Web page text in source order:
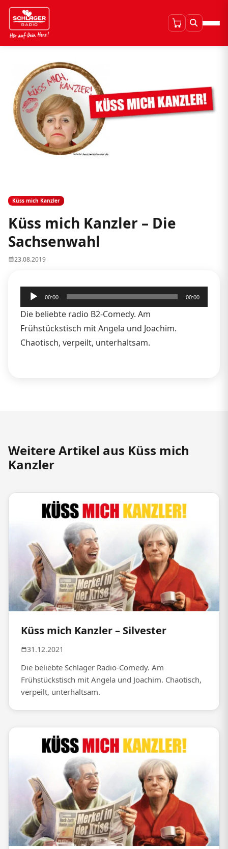
Küss mich Kanzler
Küss mich Kanzler – Die
Sachsenwahl
23.08.2019
Audio-
Player
00:00 00:00
Die beliebte radio B2-Comedy. Am
Frühstückstisch mit Angela und Joachim.
Chaotisch, verpeilt, unterhaltsam.
Weitere Artikel aus Küss mich
Kanzler
Küss mich Kanzler – Silvester
31.12.2021
Die beliebte Schlager Radio-Comedy. Am
Frühstückstisch mit Angela und Joachim. Chaotisch,
verpeilt, unterhaltsam.